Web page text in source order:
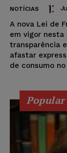
NOTÍCIAS
A nova Lei de
em vigor
transparência
afastar
de consumo
Popular